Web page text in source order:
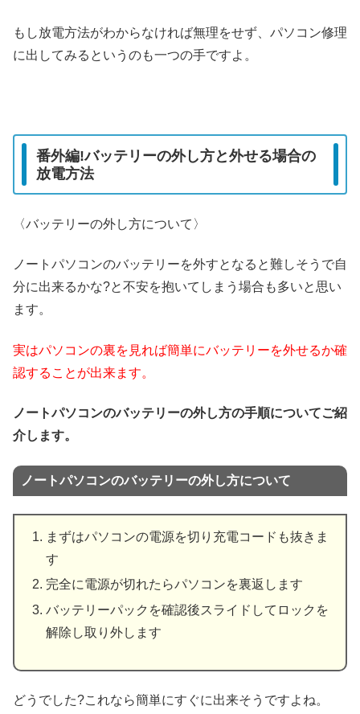
もし放電方法がわからなければ無理をせず、パソコン修理
に出してみるというのも一つの手ですよ。
番外編!バッテリーの外し方と外せる場合の
放電方法
〈バッテリーの外し方について〉
ノートパソコンのバッテリーを外すとなると難しそうで自
分に出来るかな?と不安を抱いてしまう場合も多いと思い
ます。
実はパソコンの裏を見れば簡単にバッテリーを外せるか確
認することが出来ます。
ノートパソコンのバッテリーの外し方の手順についてご紹
介します。
ノートパソコンのバッテリーの外し方について
まずはパソコンの電源を切り充電コードも抜きま
す
完全に電源が切れたらパソコンを裏返します
バッテリーパックを確認後スライドしてロックを
解除し取り外します
どうでした?これなら簡単にすぐに出来そうですよね。